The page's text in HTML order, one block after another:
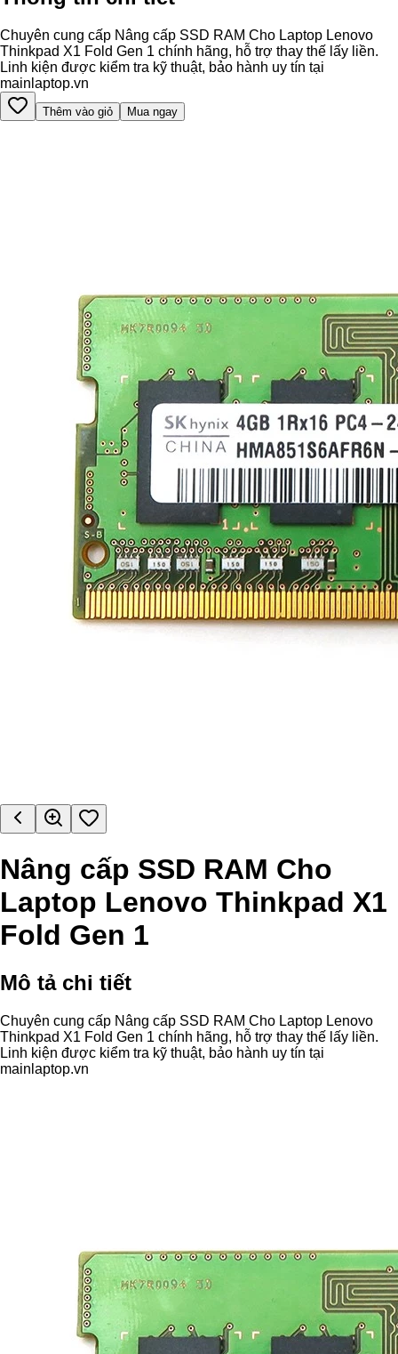
Chuyên cung cấp Nâng cấp SSD RAM Cho Laptop Lenovo
Thinkpad X1 Fold Gen 1 chính hãng, hỗ trợ thay thế lấy liền.
Linh kiện được kiểm tra kỹ thuật, bảo hành uy tín tại
mainlaptop.vn
Thêm vào giỏ Mua ngay
Nâng cấp SSD RAM Cho
Laptop Lenovo Thinkpad X1
Fold Gen 1
Mô tả chi tiết
Chuyên cung cấp Nâng cấp SSD RAM Cho Laptop Lenovo
Thinkpad X1 Fold Gen 1 chính hãng, hỗ trợ thay thế lấy liền.
Linh kiện được kiểm tra kỹ thuật, bảo hành uy tín tại
mainlaptop.vn